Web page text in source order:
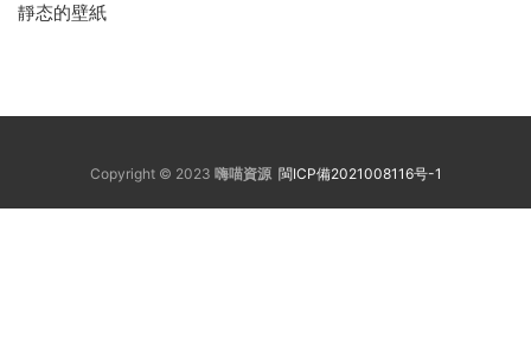
靜态的壁紙
Copyright © 2023 嗨喵資源 閩ICP備2021008116号-1